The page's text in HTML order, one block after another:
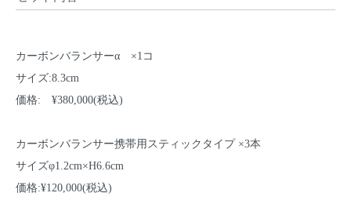
カーボンバランサーα ×1コ
サイズ:8.3cm
価格: ¥380,000(税込)
カーボンバランサー携帯用スティックタイプ ×3本
サイズφ1.2cm×H6.6cm
価格:¥120,000(税込)